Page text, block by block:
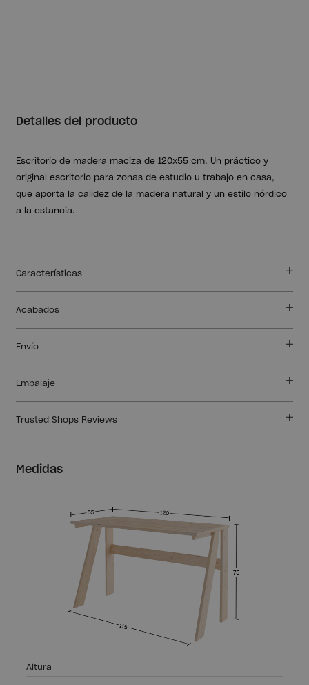
Medidas
Altura
Detalles del producto
Escritorio de madera maciza de 120x55 cm. Un práctico y
original escritorio para zonas de estudio u trabajo en casa,
que aporta la calidez de la madera natural y un estilo nórdico
a la estancia.
Características
Acabados
Envío
Embalaje
Trusted Shops Reviews